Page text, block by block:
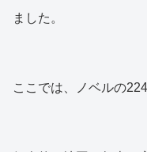
ました。
ここでは、ノベルの